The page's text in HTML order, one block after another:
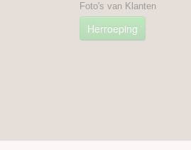
Foto's van Klanten
Herroeping